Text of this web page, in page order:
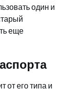
один и
еще
от его типа и